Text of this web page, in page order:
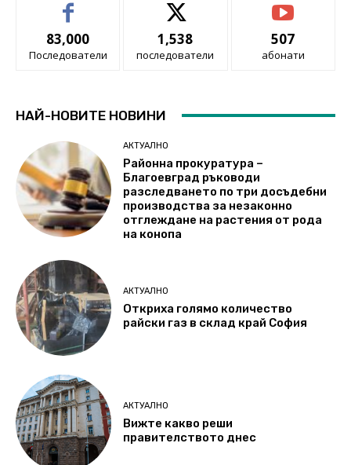
83,000
Последователи
1,538
последователи
507
абонати
НАЙ-НОВИТЕ НОВИНИ
АКТУАЛНО
Районна прокуратура –
Благоевград ръководи
разследването по три досъдебни
производства за незаконно
отглеждане на растения от рода
на конопа
АКТУАЛНО
Откриха голямо количество
райски газ в склад край София
АКТУАЛНО
Вижте какво реши
правителството днес